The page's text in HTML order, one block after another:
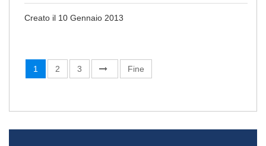
Creato il 10 Gennaio 2013
1 2 3 Fine